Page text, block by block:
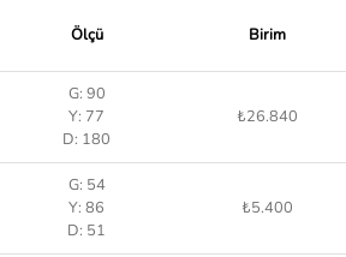
Ölçü Birim
G: 90
Y: 77
D: 180
₺26.840
G: 54
Y: 86
D: 51
₺5.400